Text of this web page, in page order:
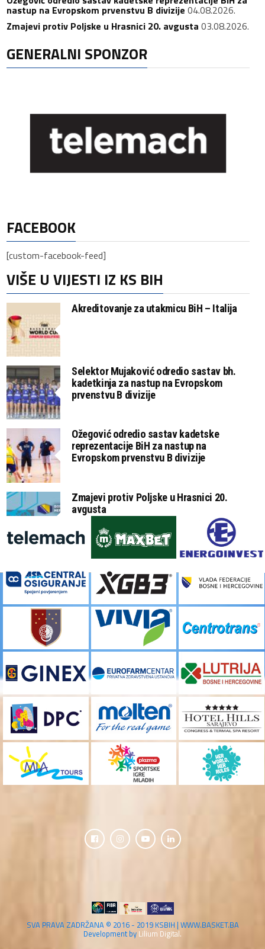
nastup na Evropskom prvenstvu B divizije 04.08.2026.
Zmajevi protiv Poljske u Hrasnici 20. avgusta 03.08.2026.
GENERALNI SPONZOR
FACEBOOK
[custom-facebook-feed]
VIŠE U VIJESTI IZ KS BIH
Akreditovanje za utakmicu BiH – Italija
Selektor Mujaković odredio sastav bh.
kadetkinja za nastup na Evropskom
prvenstvu B divizije
Ožegović odredio sastav kadetske
reprezentacije BiH za nastup na
Evropskom prvenstvu B divizije
Zmajevi protiv Poljske u Hrasnici 20.
avgusta
SVA PRAVA ZADRŽANA © 2016 - 2019 KSBIH | WWW.BASKET.BA
Development by Lilium Digital.